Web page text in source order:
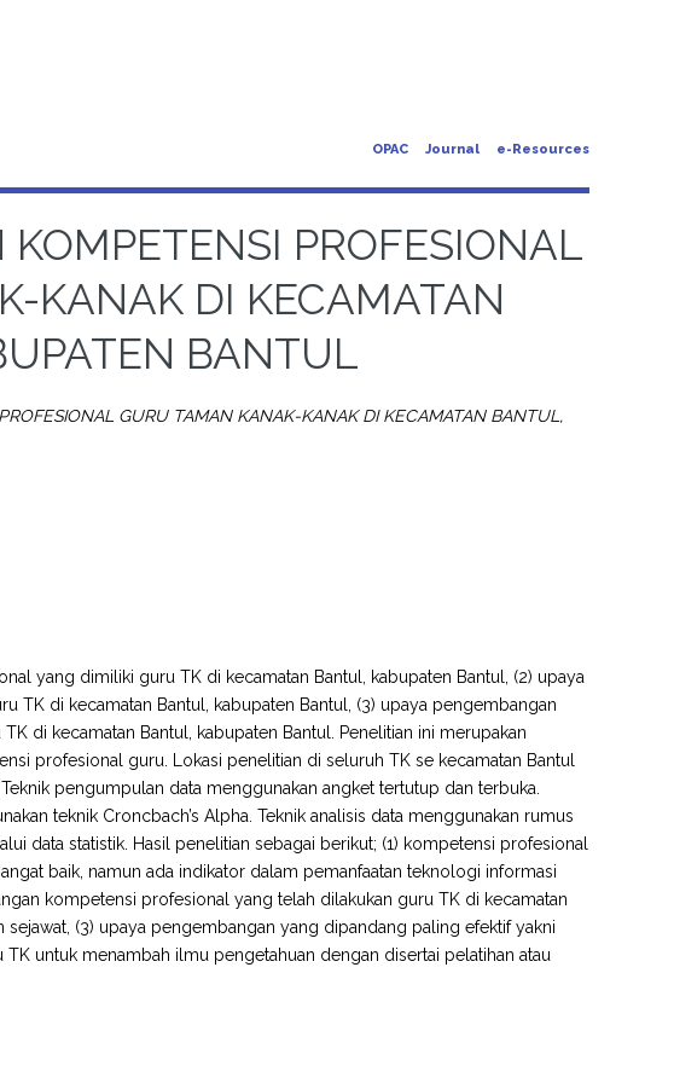
OPAC Journal e-Resources
PROFESIONAL
KANAK DI KECAMATAN
BANTUL
GURU TAMAN KANAK-KANAK DI KECAMATAN BANTUL,
yang dimiliki guru TK di kecamatan Bantul, kabupaten Bantul, (2) upaya
di kecamatan Bantul, kabupaten Bantul, (3) upaya pengembangan
di kecamatan Bantul, kabupaten Bantul. Penelitian ini merupakan
profesional guru. Lokasi penelitian di seluruh TK se kecamatan Bantul
pengumpulan data menggunakan angket tertutup dan terbuka.
teknik Croncbach’s Alpha. Teknik analisis data menggunakan rumus
data statistik. Hasil penelitian sebagai berikut; (1) kompetensi profesional
baik, namun ada indikator dalam pemanfaatan teknologi informasi
kompetensi profesional yang telah dilakukan guru TK di kecamatan
(3) upaya pengembangan yang dipandang paling efektif yakni
untuk menambah ilmu pengetahuan dengan disertai pelatihan atau